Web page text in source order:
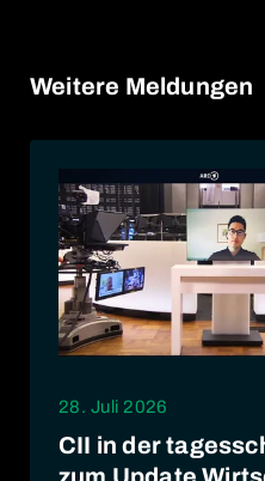
Weitere Meldungen
28. Juli 2026
CII in der